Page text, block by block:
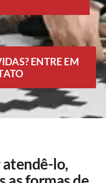
ENTRE EM
lo,